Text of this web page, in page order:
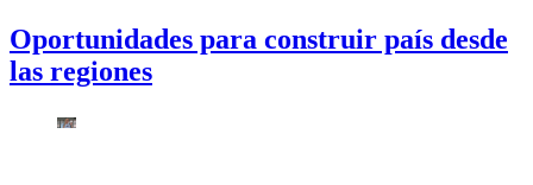
Oportunidades para construir país desde
las regiones